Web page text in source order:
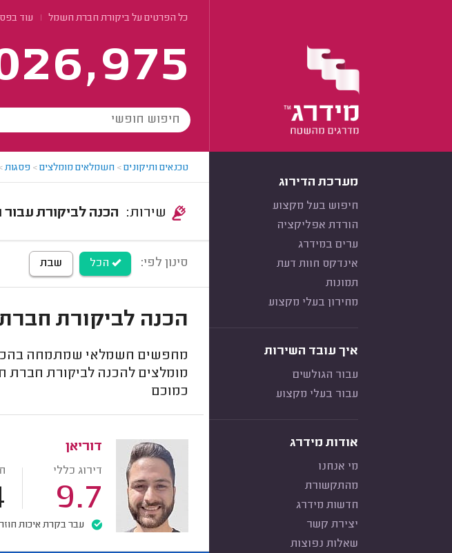
כל הפרטים על ביקורת חברת חשמל עוד
מערכת הדירוג
חיפוש בעל מקצוע
הורדת אפליקציה
ערים במידרג
אינדקס חוות דעת
תמונות
מחירון בעלי מקצוע
איך עובד השירות
עבור הגולשים
עבור בעלי מקצוע
אודות מידרג
מי אנחנו
מהתקשורת
חדשות מידרג
יצירת קשר
שאלות נפוצות
טכנאים ותיקונים> חשמלאים מומלצים> פסגות
הכנה לביקורת
סינון לפי: הכל שבת
הכנה לביקורת
מחפשים חשמלאי שמתמחה
מומלצים להכנה לביקורת חברת
כמוכם
דוריאן
דירוג כללי
9.7
עבר בקרת איכות